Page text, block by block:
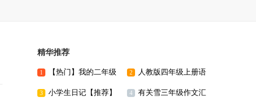
精华推荐
1 【热门】我的二年级
作文300字锦集10篇
2 人教版四年级上册语
文教学计划
3 小学生日记【推荐】 4 有关雪三年级作文汇